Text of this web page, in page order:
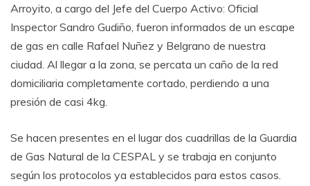
Arroyito, a cargo del Jefe del Cuerpo Activo: Oficial
Inspector Sandro Gudiño, fueron informados de un escape
de gas en calle Rafael Nuñez y Belgrano de nuestra
ciudad. Al llegar a la zona, se percata un caño de la red
domiciliaria completamente cortado, perdiendo a una
presión de casi 4kg.
Se hacen presentes en el lugar dos cuadrillas de la Guardia
de Gas Natural de la CESPAL y se trabaja en conjunto
según los protocolos ya establecidos para estos casos.